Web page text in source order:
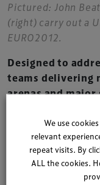
Pictured: John
(right) carry out a
EURO2012.
Designed to
teams delivering
arenas and
Development
and networking.
Join us in
visits and peer-
We use
relevant
repeat visits. By
ALL the cookies.